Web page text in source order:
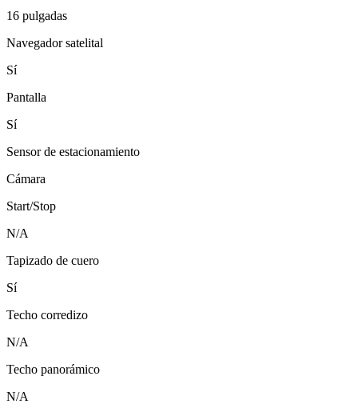
16 pulgadas
Navegador satelital
Sí
Pantalla
Sí
Sensor de estacionamiento
Cámara
Start/Stop
N/A
Tapizado de cuero
Sí
Techo corredizo
N/A
Techo panorámico
N/A